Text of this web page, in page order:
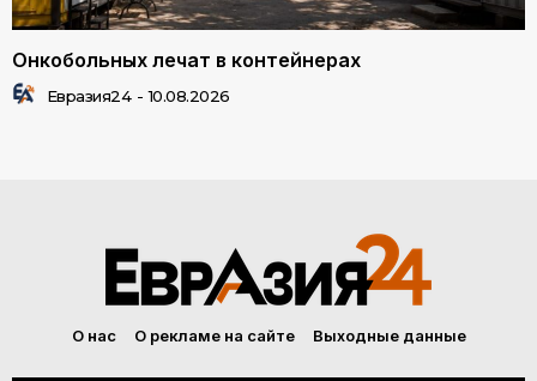
Онкобольных лечат в контейнерах
Евразия24 - 10.08.2026
О нас О рекламе на сайте Выходные данные